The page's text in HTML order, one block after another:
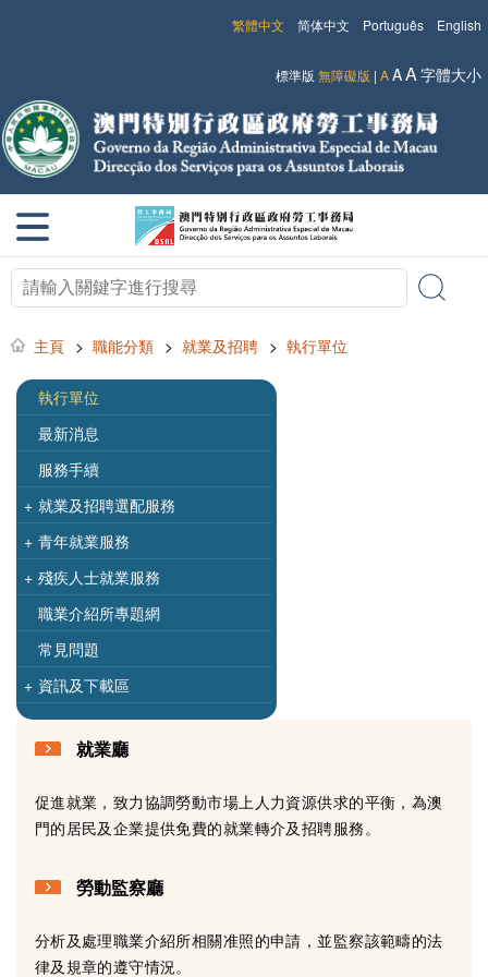
English
Português
简体中文
繁體中文
標準版 無障礙版 | AAA字體大小
主頁 > 職能分類 > 就業及招聘 > 執行單位
執行單位
最新消息
服務手續
+ 就業及招聘選配服務
+ 青年就業服務
+ 殘疾人士就業服務
職業介紹所專題網
常見問題
+ 資訊及下載區
就業廳
促進就業，致力協調勞動市場上人力資源供求的平衡，為澳
門的居民及企業提供免費的就業轉介及招聘服務。
勞動監察廳
分析及處理職業介紹所相關准照的申請，並監察該範疇的法
律及規章的遵守情況。